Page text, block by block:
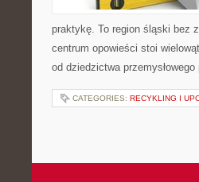
praktykę. To region śląski bez
centrum opowieści stoi
od dziedzictwa
CATEGORIES: RECYKLING I